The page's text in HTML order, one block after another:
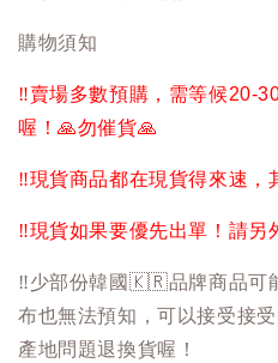
購物須知
‼️賣場多數預購，需等候20-
喔！🙏勿催貨🙏
‼️現貨商品都在現貨得來速，
‼️現貨如果要優先出單！請另
‼️少部份韓國 🇰🇷品牌商品可
布也無法預知，可以接受接
產地問題退換貨喔！